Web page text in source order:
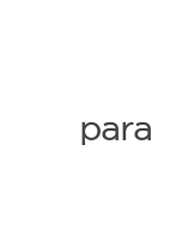
para